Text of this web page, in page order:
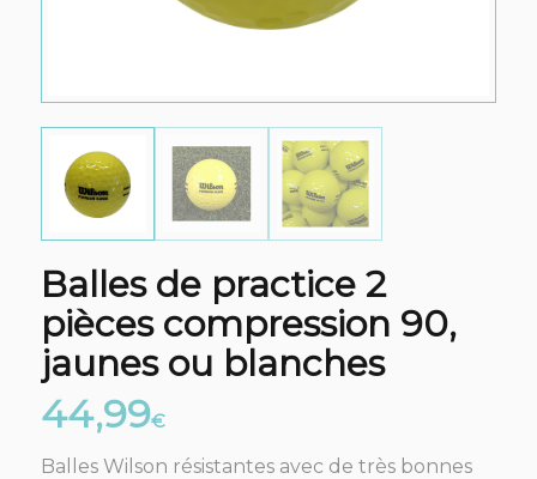
Balles de practice 2
pièces compression 90,
jaunes ou blanches
44,99€
Balles Wilson résistantes avec de très bonnes